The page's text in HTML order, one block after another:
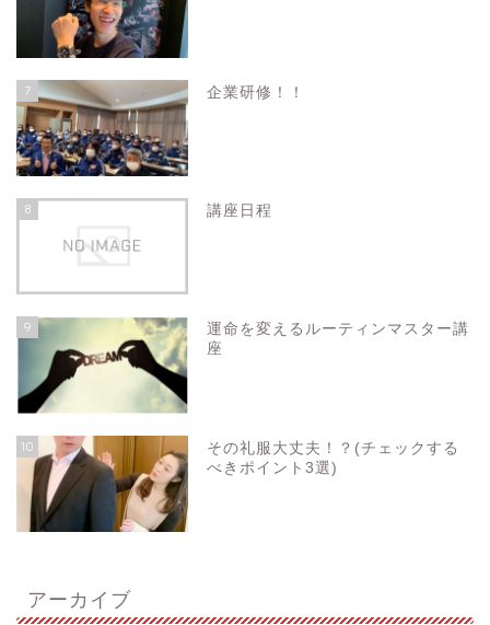
7 企業研修！！
8 講座日程
9
運命を変えるルーティンマスター講
座
10
その礼服大丈夫！？(チェックする
べきポイント3選)
アーカイブ